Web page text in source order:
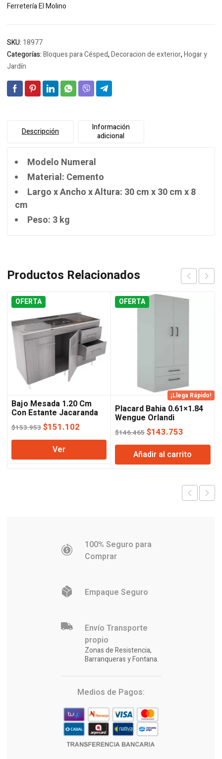
Ferretería El Molino
SKU: 18977
Categorías:Bloques para Césped,Decoracion de exterior,Hogar y
Jardín
Descripción
Información
adicional
Modelo Numeral
Material: Cemento
Largo x Ancho x Altura: 30 cm x 30 cm x 8
cm
Peso: 3 kg
Productos Relacionados
OFERTA
Bajo Mesada 1.20 Cm
Con Estante Jacaranda
Orlandi
$153.953 El
precio
original
era:
$151.102
precio
es:
Ver
OFERTA
¡Llega Rápido!
Placard Bahia 0.61×1.84
Wengue Orlandi
$146.465El
precio
original
era:
$143.753
precio
actual
es:
Añadir al carrito
100% Seguro para
Comprar
Empaque Seguro
Envío Transporte
propio
Zonas de Resistencia,
Barranqueras y Fontana.
Medios de Pagos: